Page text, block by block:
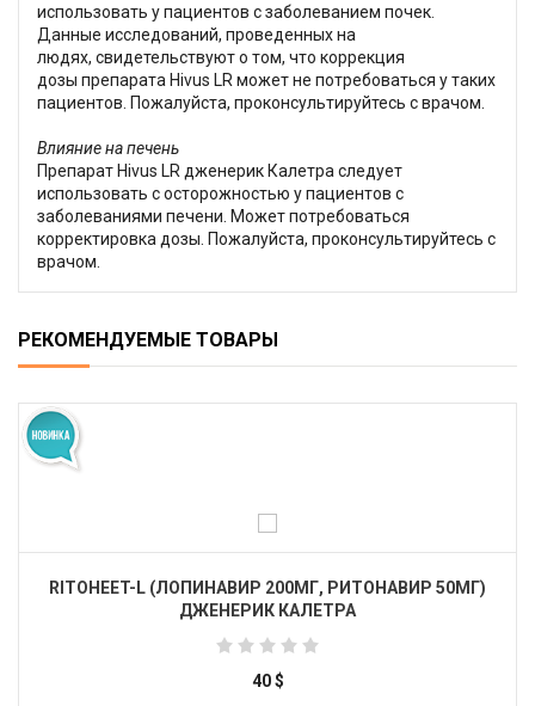
использовать у пациентов с заболеванием почек.
Данные исследований, проведенных на
людях, свидетельствуют о том, что коррекция
дозы препарата Hivus LR может не потребоваться у таких
пациентов. Пожалуйста, проконсультируйтесь с врачом.
Влияние на печень
Препарат Hivus LR дженерик Калетра следует
использовать с осторожностью у пациентов с
заболеваниями печени. Может потребоваться
корректировка дозы. Пожалуйста, проконсультируйтесь с
врачом.
РЕКОМЕНДУЕМЫЕ ТОВАРЫ
RITOHEET-L (ЛОПИНАВИР 200МГ, РИТОНАВИР 50МГ)
ДЖЕНЕРИК КАЛЕТРА
40 $